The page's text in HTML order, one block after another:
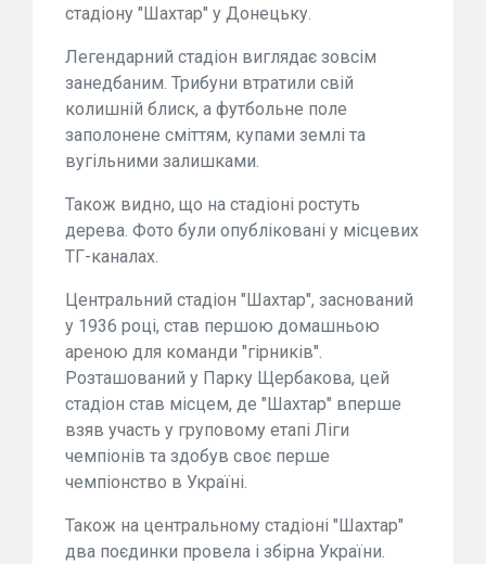
стадіону "Шахтар" у Донецьку.
Легендарний стадіон виглядає зовсім
занедбаним. Трибуни втратили свій
колишній блиск, а футбольне поле
заполонене сміттям, купами землі та
вугільними залишками.
Також видно, що на стадіоні ростуть
дерева. Фото були опубліковані у місцевих
ТГ-каналах.
Центральний стадіон "Шахтар", заснований
у 1936 році, став першою домашньою
ареною для команди "гірників".
Розташований у Парку Щербакова, цей
стадіон став місцем, де "Шахтар" вперше
взяв участь у груповому етапі Ліги
чемпіонів та здобув своє перше
чемпіонство в Україні.
Також на центральному стадіоні "Шахтар"
два поєдинки провела і збірна України.